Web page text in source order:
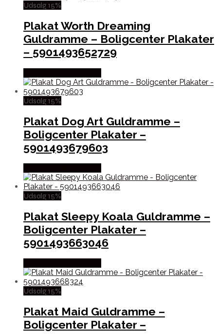
Udsalg 15%
Plakat Worth Dreaming
Guldramme – Boligcenter Plakater
– 5901493652729
Udsalg 15%
Plakat Dog Art Guldramme –
Boligcenter Plakater –
5901493679603
Udsalg 15%
Plakat Sleepy Koala Guldramme –
Boligcenter Plakater –
5901493663046
Udsalg 15%
Plakat Maid Guldramme –
Boligcenter Plakater –